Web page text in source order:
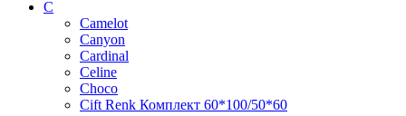
C
Camelot
Canyon
Cardinal
Celine
Choco
Cift Renk Комплект 60*100/50*60